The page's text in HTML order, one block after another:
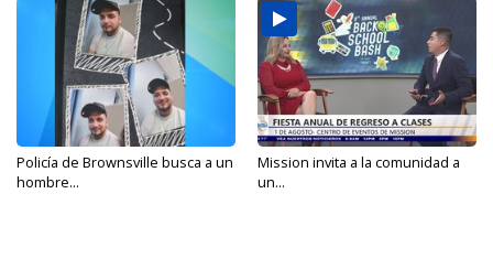
Policía de Brownsville busca a un
hombre...
Mission invita a la comunidad a
un...